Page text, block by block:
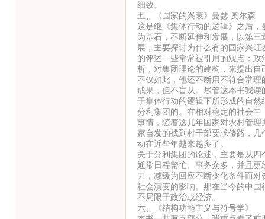
细致。
五、《国家的兴衰》曼瑟.奥尔森
这是继《集体行动的逻辑》之后
为基石，不断延伸和发展，以第
展，主要探讨为什么有的国家兴
的评述一些常常被引用的观点：
析，对集团理论的建构，来提出自
不仅如此，他还不断用不符合常
成果，但不盲从。尽管这本书我
于集体行动的逻辑下所形成的自
分利集团的。在相对稳定的社会
事情，随着这几年国家对农村管
家自发的找到村干部要求修路，
动在近些年越来越多了。
关于分利集团的论述，主要是从
通常日程繁忙、事务众多，并且
力，减缓为回应不断变化条件而
社会演变的影响。那在当今的中
不局限于政治或经济。
六、《结构功能主义与符号学》